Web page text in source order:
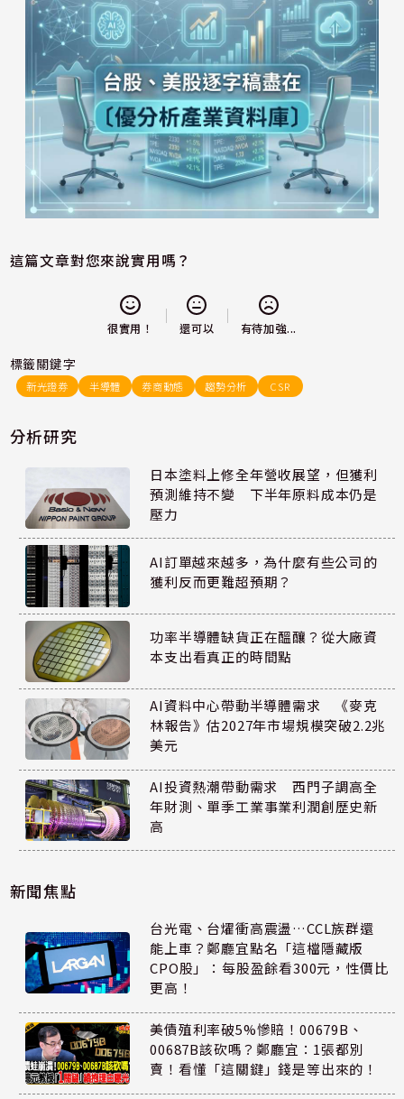
這篇文章對您來說實用嗎？
很實用！ 還可以 有待加強...
標籤關鍵字
新光證券 半導體 券商動態 趨勢分析 CSR
分析研究
日本塗料上修全年營收展望，但獲利
預測維持不變 下半年原料成本仍是
壓力
AI訂單越來越多，為什麼有些公司的
獲利反而更難超預期？
功率半導體缺貨正在醞釀？從大廠資
本支出看真正的時間點
AI資料中心帶動半導體需求 《麥克
林報告》估2027年市場規模突破2.2兆
美元
AI投資熱潮帶動需求 西門子調高全
年財測、單季工業事業利潤創歷史新
高
新聞焦點
台光電、台燿衝高震盪…CCL族群還
能上車？鄭廳宜點名「這檔隱藏版
CPO股」：每股盈餘看300元，性價比
更高！
美債殖利率破5%慘賠！00679B、
00687B該砍嗎？鄭廳宜：1張都別
賣！看懂「這關鍵」錢是等出來的！